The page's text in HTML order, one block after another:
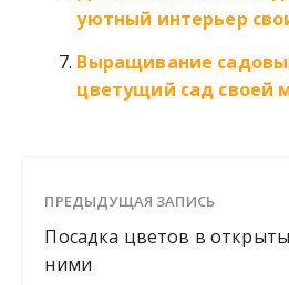
уютный интерьер
Выращивание
цветущий сад своей
ПРЕДЫДУЩАЯ ЗАПИСЬ
Посадка цветов в
ними